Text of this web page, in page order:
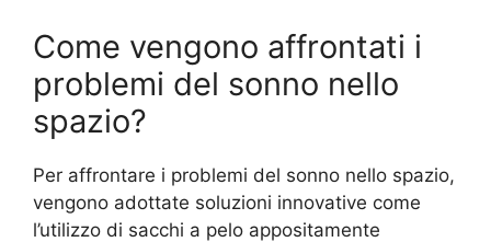
Come vengono affrontati i
problemi del sonno nello
spazio?
Per affrontare i problemi del sonno nello spazio,
vengono adottate soluzioni innovative come
l’utilizzo di sacchi a pelo appositamente